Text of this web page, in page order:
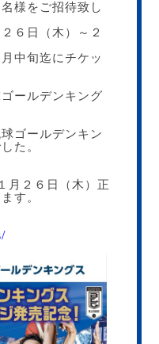
様をご招待致し
６日（木）～２
中旬迄にチケッ
ールデンキング
ゴールデンキン
た。
月２６日（木）正
す。